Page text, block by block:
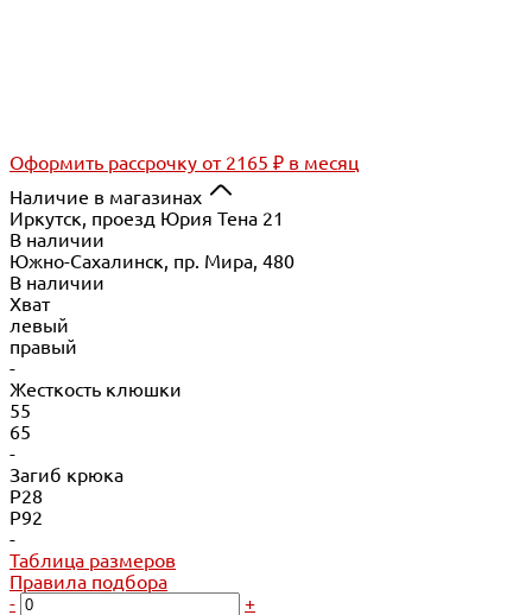
Оформить рассрочку от 2165 ₽ в месяц
Наличие в магазинах
Иркутск, проезд Юрия Тена 21
В наличии
Южно-Сахалинск, пр. Мира, 480
В наличии
Хват
левый
правый
-
Жесткость клюшки
55
65
-
Загиб крюка
P28
P92
-
Таблица размеров
Правила подбора
-
+